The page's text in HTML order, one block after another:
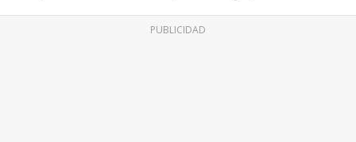
PUBLICIDAD